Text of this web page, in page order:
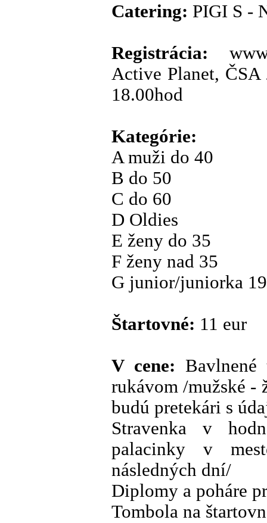
Catering: PIGI S -
Registrácia:
Active Planet,
18.00hod
Kategórie:
A muži do 40
B do 50
C do 60
D Oldies
E ženy do 35
F ženy nad 35
G junior/juniorka
Štartovné: 11 eur
V cene:
rukávom /mužské -
budú pretekári s
Stravenka v
palacinky v
následných dní/
Diplomy a poháre
Tombola na